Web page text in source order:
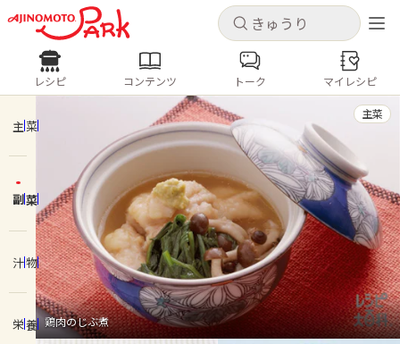
キャンセル
ログインするとレシピを保存できます
ログイン 新規登録
ホーム
コンテンツ
レシピ
キャンセル
レシピ コンテンツ
人気の食材・レシピ
きゅうり なす トマト
とうもろこし
ピーマン
みょうが ゴーヤ
レシピ コンテンツ トーク マイレシピ
主菜
副菜
汁物
栄養 鶏肉のじぶ煮
主菜